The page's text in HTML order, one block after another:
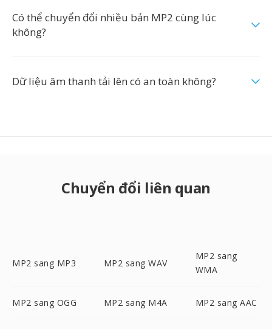
Có thể chuyển đổi nhiều bản MP2 cùng lúc
không?
Dữ liệu âm thanh tải lên có an toàn không?
Chuyển đổi liên quan
MP2 sang MP3 MP2 sang WAV
MP2 sang
WMA
MP2 sang OGG MP2 sang M4A MP2 sang AAC